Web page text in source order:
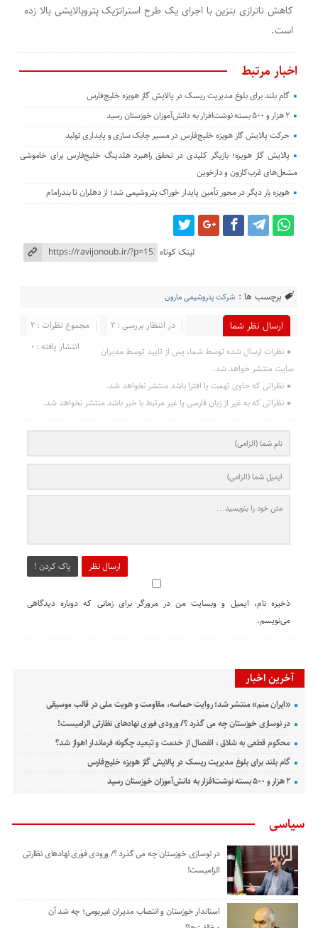
کاهش ناترازی بنزین با اجرای یک طرح استراتژیک پتروپالایشی بالا زده
است.
اخبار مرتبط
گام بلند برای بلوغ مدیریت ریسک در پالایش گاز هویزه خلیج‌فارس
۲ هزار و ۵۰۰ بسته نوشت‌افزار به دانش‌آموزان خوزستان رسید
حرکت پالایش گاز هویزه خلیج‌فارس در مسیر چابک سازی و پایداری تولید
پالایش گاز هویزه؛ بازیگر کلیدی در تحقق راهبرد هلدینگ خلیج‌فارس برای خاموشی
مشعل‌های غرب‌کارون و دارخوین
هویزه بار دیگر در محور تأمین پایدار خوراک پتروشیمی شد؛ از دهلران تا بندرامام
لینک کوتاه
برچسب ها : شرکت پتروشیمی مارون
ارسال نظر شما مجموع نظرات : 2
در انتظار بررسی : 2
انتشار یافته : 0
نظرات ارسال شده توسط شما، پس از تایید توسط مدیران
سایت منتشر خواهد شد.
نظراتی که حاوی تهمت یا افترا باشد منتشر نخواهد شد.
نظراتی که به غیر از زبان فارسی یا غیر مرتبط با خبر باشد منتشر نخواهد شد.
ارسال نظر پاک کردن !
ذخیره نام، ایمیل و وبسایت من در مرورگر برای زمانی که دوباره دیدگاهی
می‌نویسم.
آخرین اخبار
«ایران منم» منتشر شد؛ روایت حماسه، مقاومت و هویت ملی در قالب موسیقی
در نوسازی خوزستان چه می گذرد ؟/ ورودی فوری نهادهای نظارتی الزامیست!
محکوم قطعی به شلاق ، انفصال از خدمت و تبعید چگونه فرماندار اهواز شد؟
گام بلند برای بلوغ مدیریت ریسک در پالایش گاز هویزه خلیج‌فارس
۲ هزار و ۵۰۰ بسته نوشت‌افزار به دانش‌آموزان خوزستان رسید
سیاسی
در نوسازی خوزستان چه می گذرد ؟/ ورودی فوری نهادهای نظارتی
الزامیست!
استاندار خوزستان و انتصاب مدیران غیربومی؛ چه شد آن